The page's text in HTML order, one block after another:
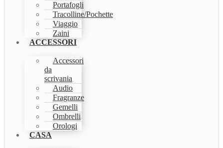
Portafogli
Tracolline/Pochette
Viaggio
Zaini
ACCESSORI
Accessori
da
scrivania
Audio
Fragranze
Gemelli
Ombrelli
Orologi
CASA